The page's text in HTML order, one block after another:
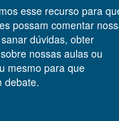
esse recurso para
possam comentar
dúvidas, obter
nossas aulas ou
mesmo para que
debate.